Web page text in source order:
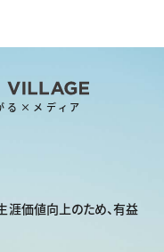
る×メディア
涯価値向上のため、有益